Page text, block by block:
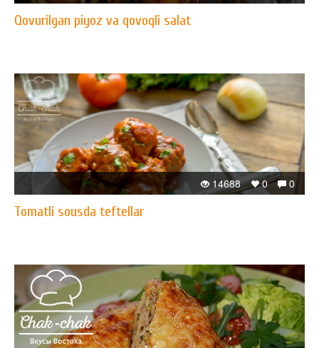
Qovurilgan piyoz va qovoqli salat
0
0
14688
Tomatli sousda teftellar